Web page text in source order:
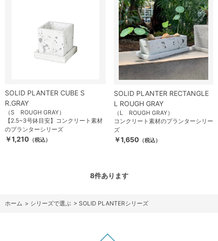
SOLID PLANTER CUBE S
R.GRAY
（S ROUGH GRAY）
【2.5~3号鉢目安】コンクリート素材
のプランターシリーズ
￥1,210 （税込）
SOLID PLANTER RECTANGLE
L ROUGH GRAY
（L ROUGH GRAY）
コンクリート素材のプランターシリー
ズ
￥1,650 （税込）
8件あります
ホーム > シリーズで選ぶ > SOLID PLANTERシリーズ